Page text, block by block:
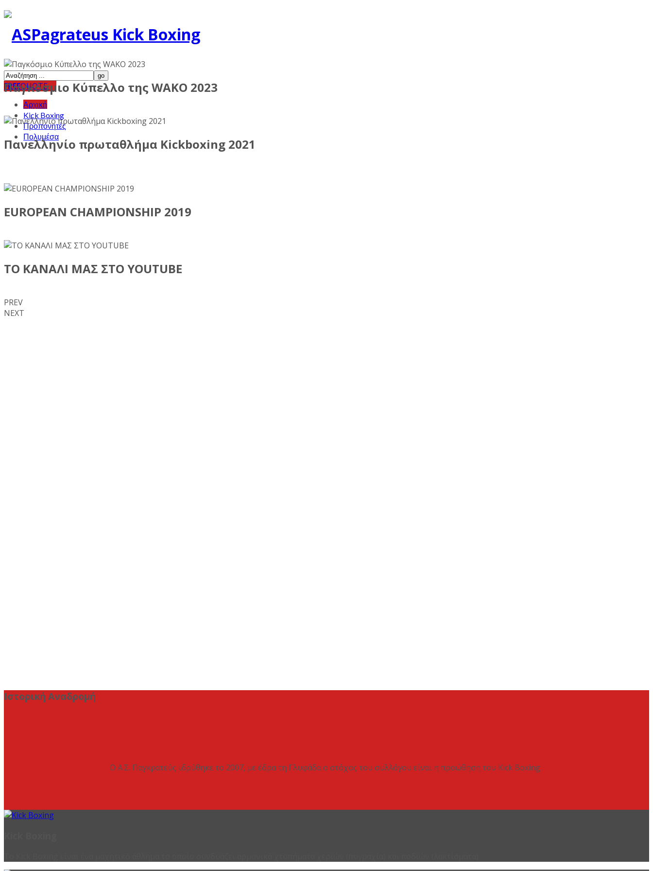
FREEQUOTE
Αρχική
Kick Boxing
Προπονητές
Πολυμέσα
Παγκόσμιο Κύπελλο της WAKO 2023
Πανελληνίο πρωταθλήμα Kickboxing 2021
EUROPEAN CHAMPIONSHIP 2019
ΤΟ ΚΑΝΑΛΙ ΜΑΣ ΣΤΟ YOUTUBE
PREV
NEXT
Ιστορική Αναδρομή
Ο Α.Σ. Παγκρατεύς ιδρύθηκε το 2007, με έδρα τη Γλυφάδα ο στόχος του συλλόγου είναι η προώθηση του Kick Boxing.